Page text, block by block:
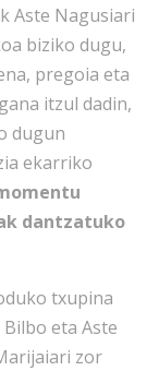
Aste Nagusiari
biziko dugu,
pregoia eta
itzul dadin,
dugun
ekarriko
dantzatuko
txupina
eta Aste
zor